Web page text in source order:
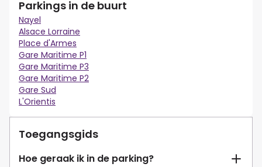
Parkings in de buurt
Nayel
Alsace Lorraine
Place d'Armes
Gare Maritime P1
Gare Maritime P3
Gare Maritime P2
Gare Sud
L'Orientis
Toegangsgids
Hoe geraak ik in de parking?